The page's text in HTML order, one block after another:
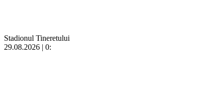
Stadionul Tineretului
29.08.2026 | 0: